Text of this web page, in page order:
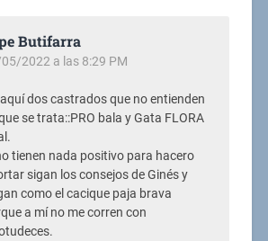
Butifarra
2022 a las 8:29 PM
dos castrados que no entienden
se trata::PRO bala y Gata FLORA
tienen nada positivo para hacero
sigan los consejos de Ginés y
como el cacique paja brava
a mí no me corren con